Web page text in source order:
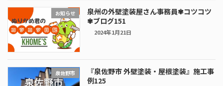
お知らせ
泉州の外壁塗装屋さん事務員✾コツコツ
✾ブログ151
2024年1月21日
泉佐野市
『泉佐野市 外壁塗装・屋根塗装』施工事
例125